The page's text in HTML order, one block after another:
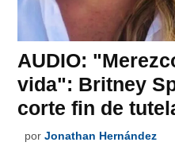
AUDIO:
vida": Britney
corte fin de
por Jonathan Hernández